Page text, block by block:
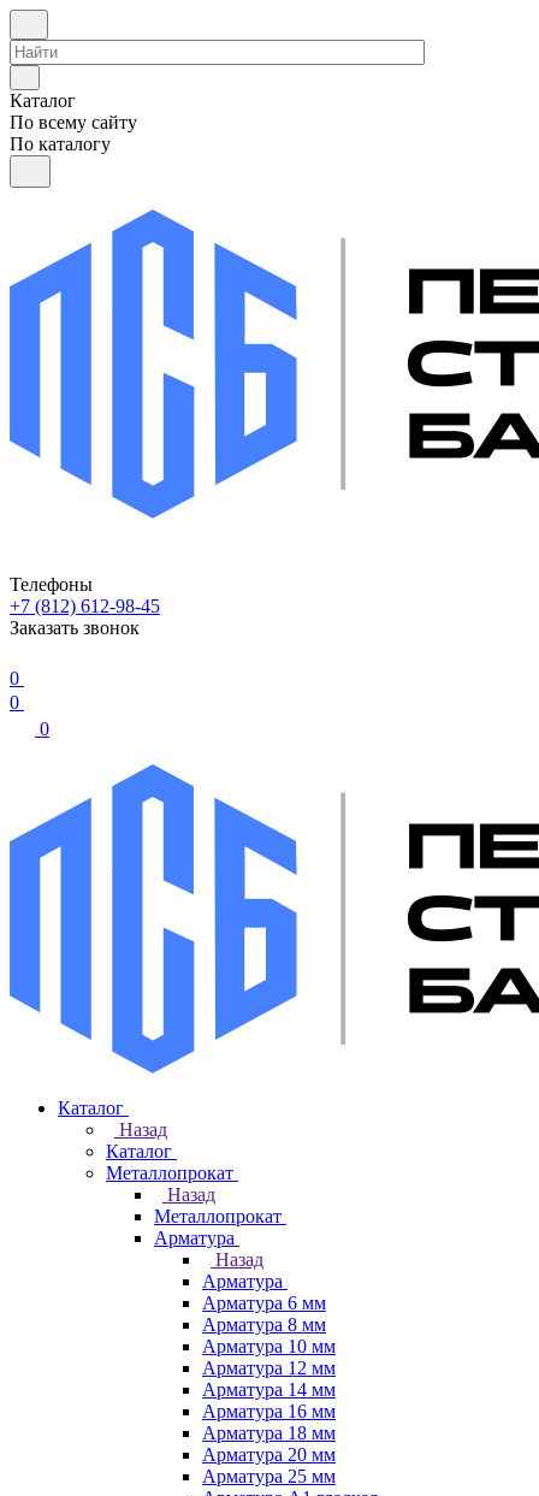
Каталог
По всему сайту
По каталогу
Телефоны
+7 (812) 612-98-45
Заказать звонок
0
0
0
Каталог
Назад
Каталог
Металлопрокат
Назад
Металлопрокат
Арматура
Назад
Арматура
Арматура 6 мм
Арматура 8 мм
Арматура 10 мм
Арматура 12 мм
Арматура 14 мм
Арматура 16 мм
Арматура 18 мм
Арматура 20 мм
Арматура 25 мм